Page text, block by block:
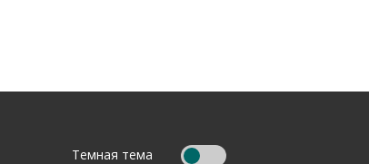
Темная тема